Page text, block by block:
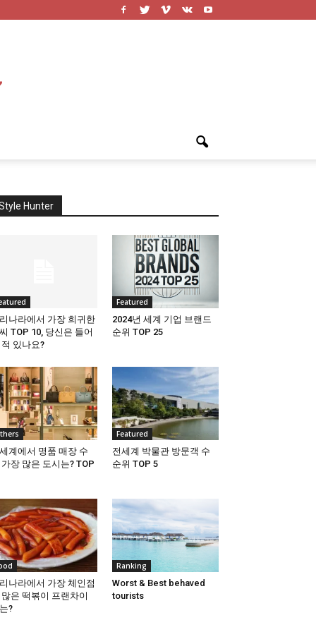
Hunter
나라에서 가장 희귀한
TOP 10, 당신은 들어
적 있나요?
Featured
2024년 세계 기업 브랜드
순위 TOP 25
계에서 명품 매장 수
가장 많은 도시는? TOP
Featured
전세계 박물관 방문객 수
순위 TOP 5
나라에서 가장 체인점
많은 떡볶이 프랜차이
?
Ranking
Worst & Best behaved
tourists